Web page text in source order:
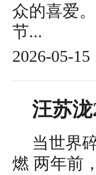
众的喜爱
节...
2026-05-15
汪苏
当世界
燃 两年前